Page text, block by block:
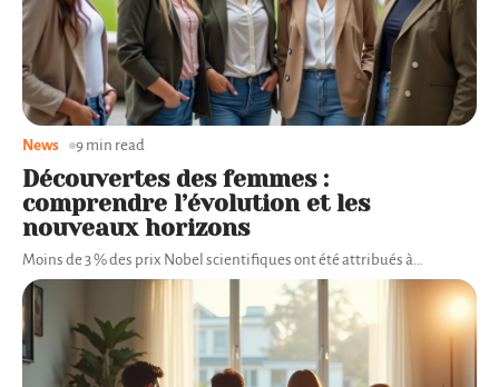
Découvertes des femmes :
comprendre l’évolution et les
nouveaux horizons
Moins de 3 % des prix Nobel scientifiques ont été attribués à…
News 9 min read